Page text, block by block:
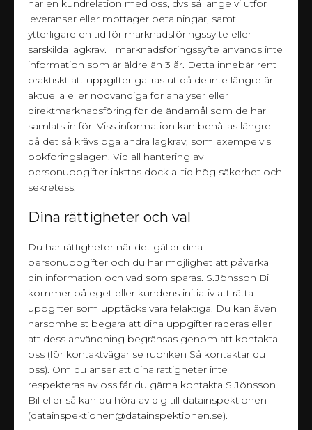
har en kundrelation med oss, dvs så länge vi utför
leveranser eller mottager betalningar, samt
ytterligare en tid för marknadsföringssyfte eller
särskilda lagkrav. I marknadsföringssyfte används inte
information som är äldre än 3 år. Detta innebär rent
praktiskt att uppgifter gallras ut då de inte längre är
aktuella eller nödvändiga för analyser eller
direktmarknadsföring för de ändamål som de har
samlats in för. Viss information kan behållas längre
då det så krävs pga andra lagkrav, som exempelvis
bokföringslagen. Vid all hantering av
personuppgifter iakttas dock alltid hög säkerhet och
sekretess.
Dina rättigheter och val
Du har rättigheter när det gäller dina
personuppgifter och du har möjlighet att påverka
din information och vad som sparas. S.Jönsson Bil
kommer på eget eller kundens initiativ att rätta
uppgifter som upptäcks vara felaktiga. Du kan även
närsomhelst begära att dina uppgifter raderas eller
att dess användning begränsas genom att kontakta
oss (för kontaktvägar se rubriken Så kontaktar du
oss). Om du anser att dina rättigheter inte
respekteras av oss får du gärna kontakta S.Jönsson
Bil eller så kan du höra av dig till datainspektionen
(datainspektionen@datainspektionen.se).